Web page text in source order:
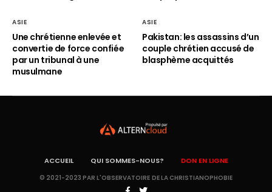
ASIE
Une chrétienne enlevée et
convertie de force confiée
par un tribunal à une
musulmane
ASIE
Pakistan: les assassins d’un
couple chrétien accusé de
blasphème acquittés
ACCUEIL QUI SOMMES-NOUS? DON EN LIGNE
© 2021-2023 PAR L'OBSERVATOIRE DE LA CHRISTIANOPHOBIE